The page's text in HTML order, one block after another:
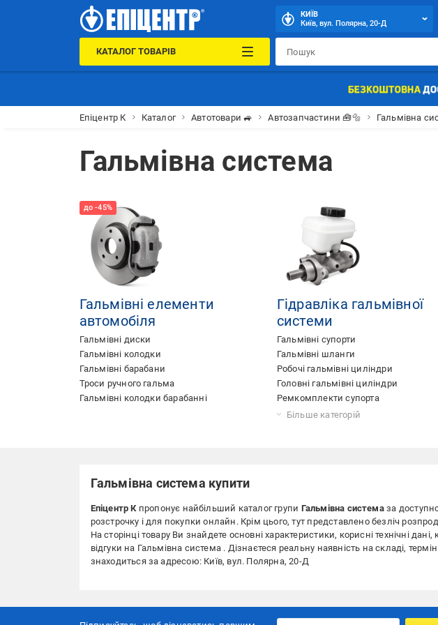
КИЇВ
Київ, вул. Полярна, 20-Д
КАТАЛОГ ТОВАРІВ
Епіцентр К Каталог Автотовари 🚙 Автозапчастини 🧰🔩 Гальмівна
Гальмівна система
Гальмівні елементи
автомобіля
Гальмівні диски
Гальмівні колодки
Гальмівні барабани
Троси ручного гальма
Гальмівні колодки барабанні
Гідравліка гальмівної
системи
Гальмівні супорти
Гальмівні шланги
Робочі гальмівні циліндри
Головні гальмівні циліндри
Ремкомплекти супорта
Скоби гальмівного супорта
Вакуумні підсилювачі гальм
Розподільники гальмівних зусиль
Більше категорій
Гальмівна система купити
Епіцентр К пропонує найбільший каталог групи Гальмівна системаза
розстрочку і для покупки онлайн. Крім цього, тут представлено безліч
На сторінці товару Ви знайдете основні характеристики, корисні технічні
відгуки на Гальмівна система . Дізнаєтеся реальну наявність на складі,
знаходиться за адресою: Київ, вул. Полярна, 20-Д